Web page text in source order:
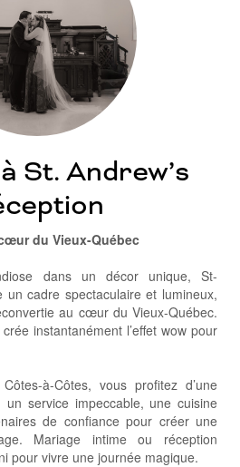
St. Andrew’s
du Vieux-Québec
dans un décor unique, St-
un cadre spectaculaire et lumineux,
au cœur du Vieux-Québec.
instantanément l’effet wow pour
à-Côtes, vous profitez d’une
service impeccable, une cuisine
de confiance pour créer une
Mariage intime ou réception
pour vivre une journée magique.